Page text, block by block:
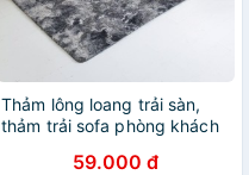
Thảm lông loang trải sàn,
thảm trải sofa phòng khách
59.000 đ